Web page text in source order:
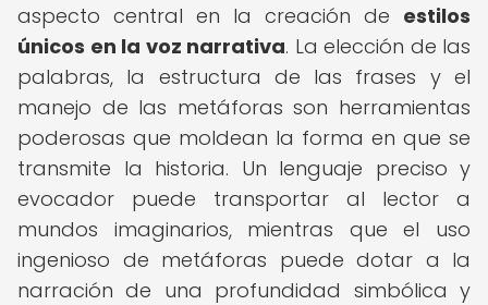
aspecto central en la creación de estilos
únicos en la voz narrativa. La elección de las
palabras, la estructura de las frases y el
manejo de las metáforas son herramientas
poderosas que moldean la forma en que se
transmite la historia. Un lenguaje preciso y
evocador puede transportar al lector a
mundos imaginarios, mientras que el uso
ingenioso de metáforas puede dotar a la
narración de una profundidad simbólica y